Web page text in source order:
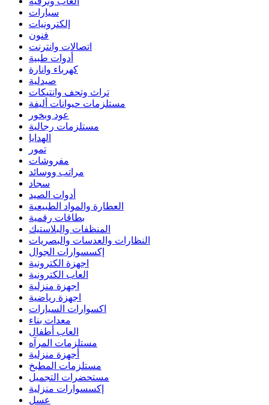
سيارات
إلكترونيات
فنون
اتصالات وانترنت
أدوات طبية
كهرباء وانارة
صيدلية
تراث وتحف وانتيكات
مستلزمات حيوانات أليفة
عود وبخور
مستلزمات رجالية
الهدايا
تمور
مفروشات
مراتب ووسائد
سجاد
أدوات الصيد
العطارة والمواد الطبيعية
بطاقات رقمية
المنظفات والبلاستيك
النظارات والعدسات والبصريات
إكسسوارات الجوال
اجهزة الكترونية
العاب الكترونية
اجهزة منزلية
اجهزة رياضية
اكسوارات السيارات
معدات بناء
العاب أطفال
مستلزمات المرآه
أجهزة منزلية
مستلزمات المطبخ
مستحضرات التجميل
إكسسوارات منزلية
عسل